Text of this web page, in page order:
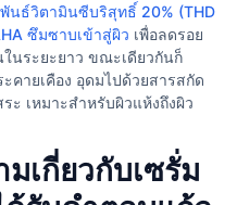
นธ์วิตามินซีบริสุทธิ์ 20% (THD
ซึมซาบเข้าสู่ผิว เพื่อลดรอย
นระยะยาว ขณะเดียวกันก็
คายเคือง อุดมไปด้วยสารสกัด
เหมาะสำหรับผิวแห้งถึงผิว
เกี่ยวกับเซรั่ม